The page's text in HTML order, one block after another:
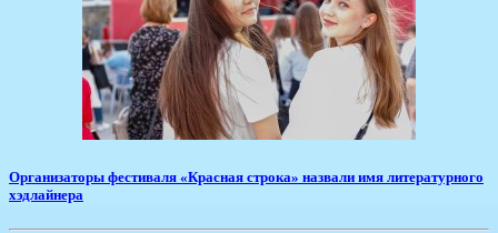
​Организаторы фестиваля «Красная строка» назвали имя литературного
хэдлайнера